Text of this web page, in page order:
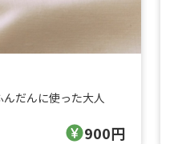
だんに使った大人
900円